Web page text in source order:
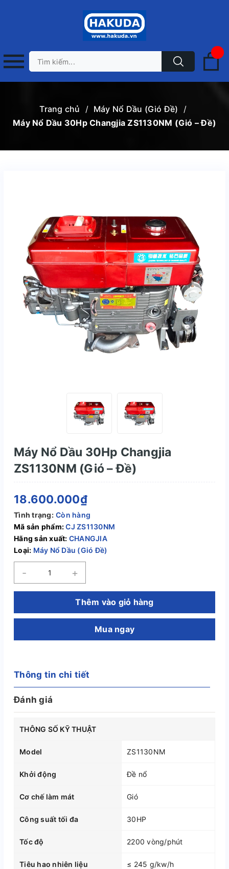
Trang chủ / Máy Nổ Dầu (Gió Đề)
/
Máy Nổ Dầu 30Hp Changjia ZS1130NM (Gió – Đề)
Máy Nổ Dầu 30Hp Changjia
ZS1130NM (Gió – Đề)
18.600.000₫
Tình trạng: Còn hàng
Mã sản phẩm:CJ ZS1130NM
Hãng sản xuất: CHANGJIA
Loại: Máy Nổ Dầu (Gió Đề)
- +
Thêm vào giỏ hàng
Mua ngay
Thông tin chi tiết
Đánh giá
THÔNG SỐ KỸ THUẬT
Model ZS1130NM
Khởi động Đề nổ
Cơ chế làm mát Gió
Công suất tối đa 30HP
Tốc độ 2200 vòng/phút
Tiêu hao nhiên liệu ≤ 245 g/kw/h